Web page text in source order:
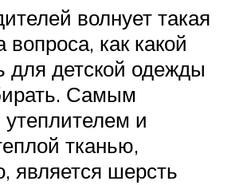
волнует такая
как какой
для детской одежды
Самым
и
тканью,
является шерсть